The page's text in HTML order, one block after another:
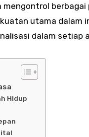
utama dalam
dalam setiap
Hidup